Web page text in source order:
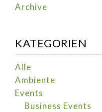
Archive
KATEGORIEN
Alle
Ambiente
Events
Business Events